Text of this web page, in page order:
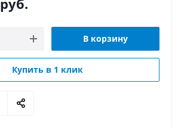
руб.
В корзину
Купить в 1 клик